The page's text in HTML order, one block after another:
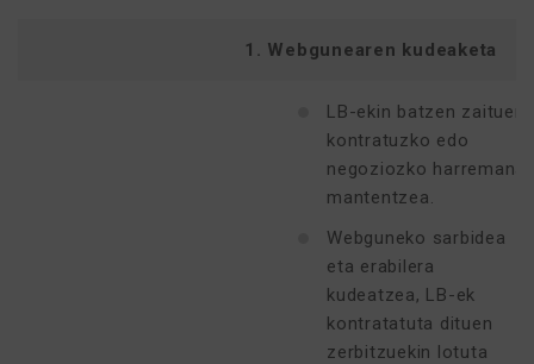
1. Webgunearen kudeaketa
LB-ekin batzen zaituen
kontratuzko edo
negoziozko harremana
mantentzea.
Webguneko sarbidea
eta erabilera
kudeatzea, LB-ek
kontratatuta dituen
zerbitzuekin lotuta